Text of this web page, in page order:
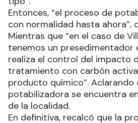
Entonces, “el proceso de
con normalidad hasta ahora”,
Mientras que “en el caso de
tenemos un presedimentador
realiza el control del impacto
tratamiento con carbón
producto químico”. Aclarando
potabilizadora se encuentra
de la localidad.
En definitiva, recalcó que la